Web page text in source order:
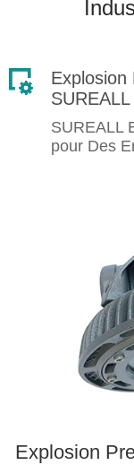
Explosion
SUREALL
SUREALL
pour Des
Explosion